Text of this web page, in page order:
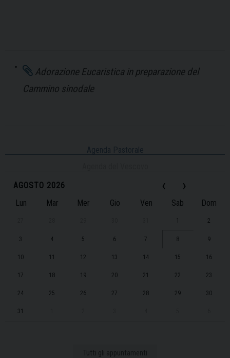
Adorazione Eucaristica in preparazione del
Cammino sinodale
Agenda Pastorale
‹
AGOSTO 2026 ›
Lun Mar Mer Gio Ven Sab Dom
1 2
3 4 5 6 7 8 9
10 11 12 13 14 15 16
17 18 19 20 21 22 23
24 25 26 27 28 29 30
31
Tutti gli appuntamenti